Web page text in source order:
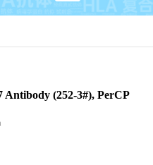
Antibody (252-3#), PerCP